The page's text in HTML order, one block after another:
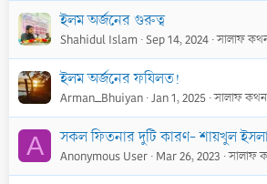
ইলম অর্জনের গুরুত্ব
Shahidul Islam Sep 14, 2024 সালাফ
ইলম অর্জনের ফযিলত!
Arman_Bhuiyan Jan 1, 2025 সালাফ কথন
A Anonymous User Mar 26, 2023 সালাফ